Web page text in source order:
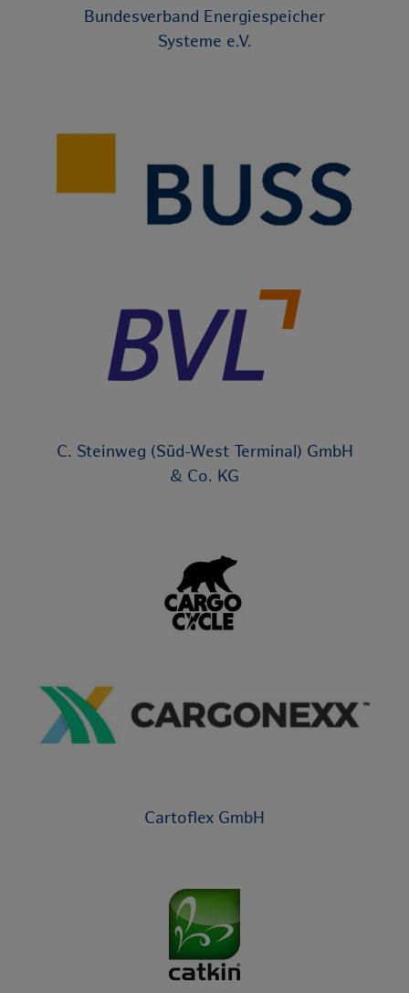
Bundesverband Energiespeicher
Systeme e.V.
C. Steinweg (Süd-West Terminal) GmbH
& Co. KG
Cartoflex GmbH